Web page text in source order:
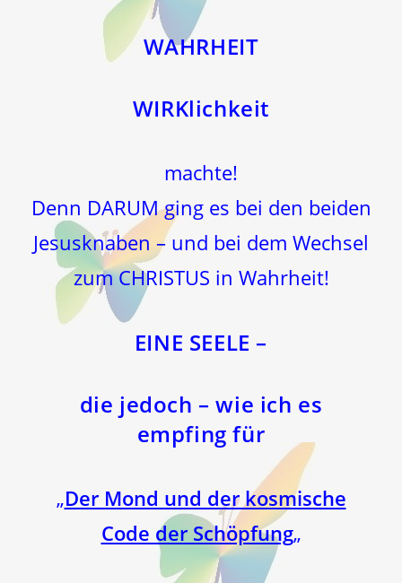
WAHRHEIT
WIRKlichkeit
machte!
Denn DARUM ging es bei den beiden
Jesusknaben – und bei dem Wechsel
zum CHRISTUS in Wahrheit!
EINE SEELE –
die jedoch – wie ich es
empfing für
„Der Mond und der kosmische
Code der Schöpfung„